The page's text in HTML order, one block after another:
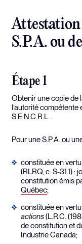
Attestation
S.P.A. ou
Étape 1
Obtenir une copie de
l’autorité compétente
S.E.N.C.R.L.
Pour une S.P.A. ou
constituée en
(RLRQ, c. S-31.1)
constitution émis
Québec;
constituée en
actions(L.R.C.
de constitution et
Industrie Canada;